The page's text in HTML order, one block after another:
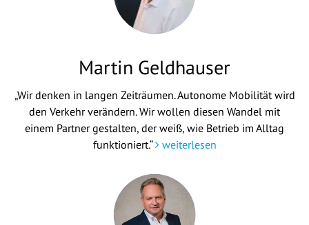
Martin Geldhauser
„Wir denken in langen Zeiträumen. Autonome Mobilität wird
den Verkehr verändern. Wir wollen diesen Wandel mit
einem Partner gestalten, der weiß, wie Betrieb im Alltag
funktioniert.“ weiterlesen